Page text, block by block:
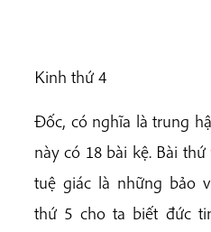
Kinh thứ 4
Đốc, có nghĩa là trung
này có 18 bài kệ. Bài
tuệ giác là những bảo
thứ 5 cho ta biết đức